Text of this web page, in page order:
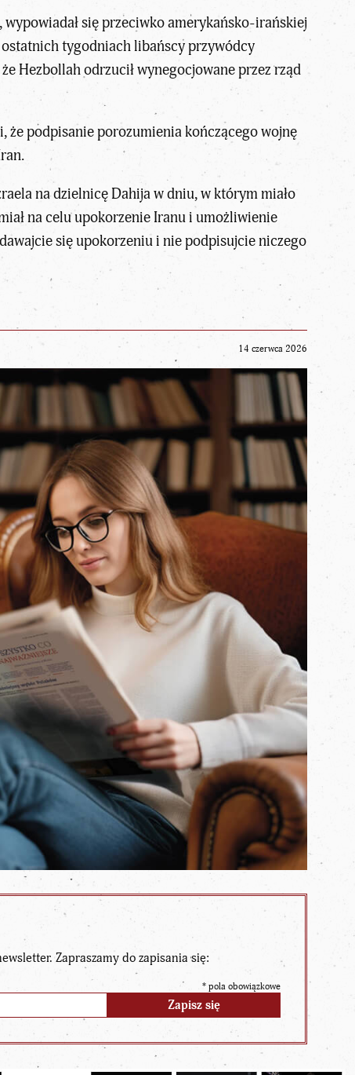
się przeciwko amerykańsko-irańskiej
tygodniach libańscy przywódcy
Hezbollah odrzucił wynegocjowane przez rząd
podpisanie porozumienia kończącego wojnę
na dzielnicę Dahija w dniu, w którym miało
na celu upokorzenie Iranu i umożliwienie
się upokorzeniu i nie podpisujcie niczego
14 czerwca 2026
Zapraszamy do zapisania się:
*pola obowiązkowe